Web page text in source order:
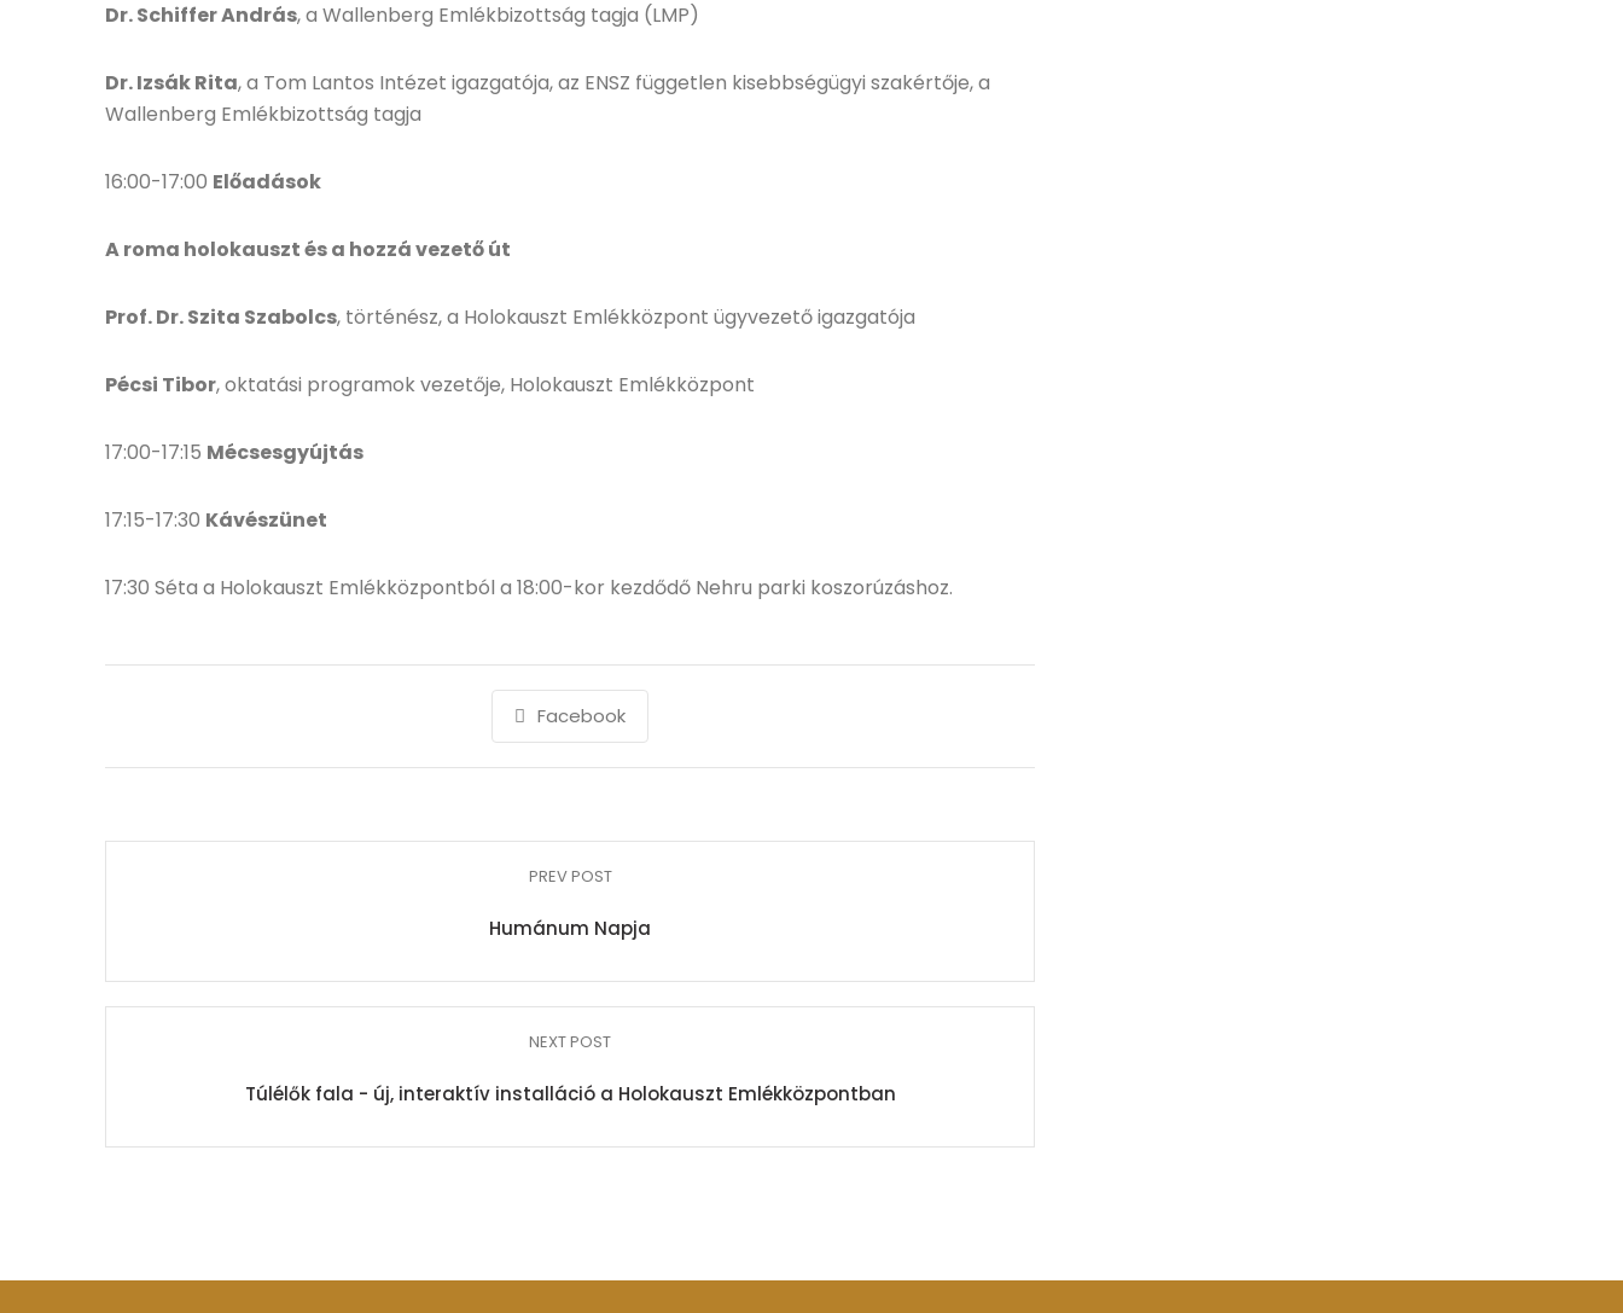
Dr. Schiffer András, a Wallenberg Emlékbizottság tagja (LMP)
Dr. Izsák Rita, a Tom Lantos Intézet igazgatója, az ENSZ független kisebbségügyi szakértője, a
Wallenberg Emlékbizottság tagja
16:00-17:00 Előadások
A roma holokauszt és a hozzá vezető út
Prof. Dr. Szita Szabolcs, történész, a Holokauszt Emlékközpont ügyvezető igazgatója
Pécsi Tibor, oktatási programok vezetője, Holokauszt Emlékközpont
17:00-17:15 Mécsesgyújtás
17:15-17:30 Kávészünet
17:30 Séta a Holokauszt Emlékközpontból a 18:00-kor kezdődő Nehru parki koszorúzáshoz.
Facebook
PREV POST
Humánum Napja
NEXT POST
Túlélők fala - új, interaktív installáció a Holokauszt Emlékközpontban